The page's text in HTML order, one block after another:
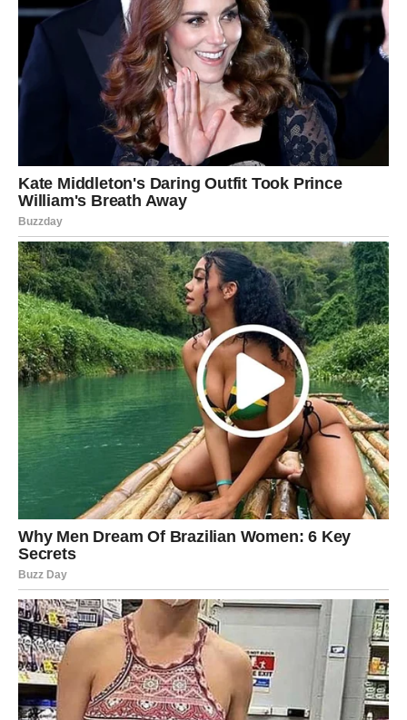
Jarčevi konačno ulaze u mnogo sigurniji i stabilniji period
života.
Poslije mnogo rada i odricanja dolazi prilika koja vam
može potpuno promijeniti finansijsku budućnost.
Vrijeme je da uživate u plodovima svog
rada
Pred vama su veoma sretni i uspješni trenuci.
VODOLIJA
Zvijezde vam donose neočekivane poslovne prilike.
Jedna ideja ili projekat mogli bi vam potpuno promijeniti
finansijsku situaciju.
Promjene vam donose veliko bogatstvo
Pred vama su veoma važni trenuci.
RIBE
Ribe ulaze u mnogo stabilniji finansijski period.
Novac dolazi postepeno, ali sigurno, a osjećaj sigurnosti
konačno postaje dio vaše svakodnevice.